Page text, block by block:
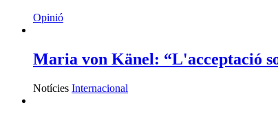
Opinió
Maria von Känel: “L'acceptació
Notícies Internacional